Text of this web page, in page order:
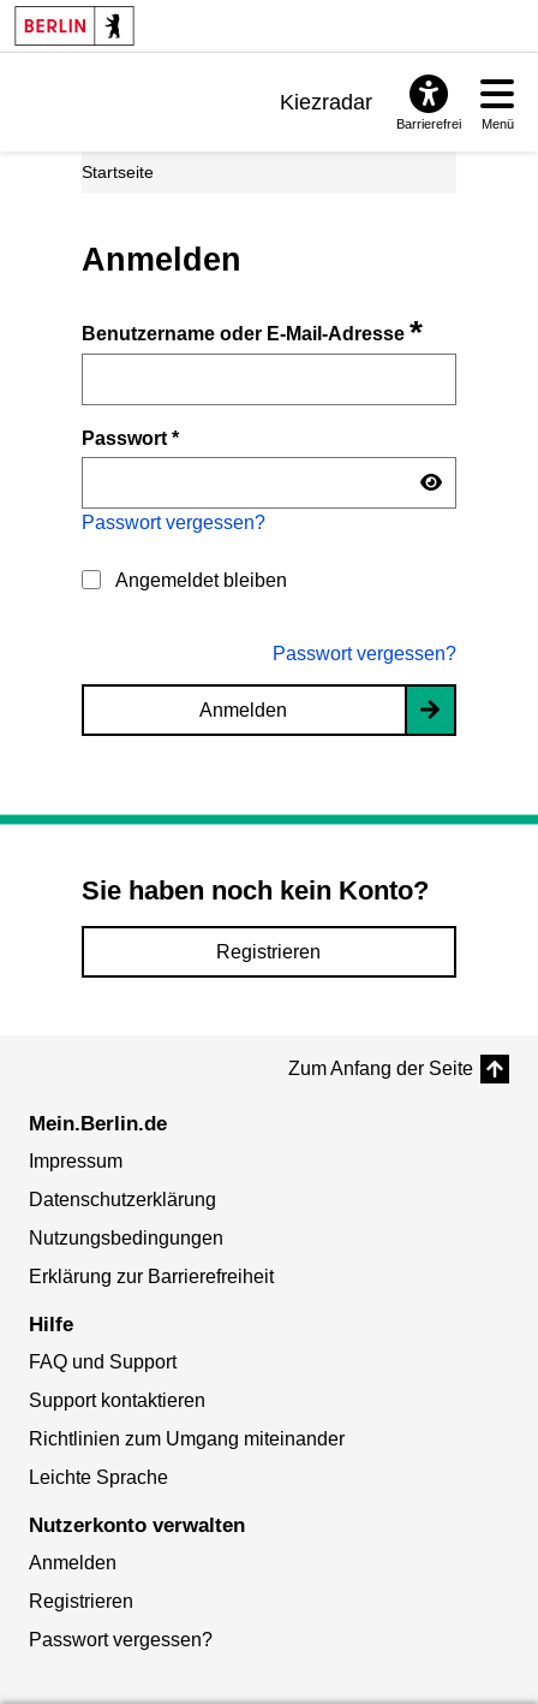
Kiezradar
Barrierefrei Menü
Startseite
Anmelden
Benutzername oder E-Mail-Adresse*
Passwort*
Passwort vergessen?
Angemeldet bleiben
Passwort vergessen?
Anmelden
Sie haben noch kein Konto?
Registrieren
Zum Anfang der Seite
Mein.Berlin.de
Impressum
Datenschutzerklärung
Nutzungsbedingungen
Erklärung zur Barrierefreiheit
Hilfe
FAQ und Support
Support kontaktieren
Richtlinien zum Umgang miteinander
Leichte Sprache
Nutzerkonto verwalten
Anmelden
Registrieren
Passwort vergessen?